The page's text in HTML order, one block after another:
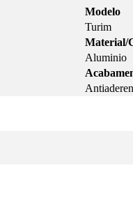
Modelo
Turim
Material/
Aluminio